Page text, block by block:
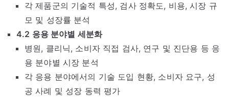
각 제품군의 기술적 특성, 검사 정확도, 비용, 시장 규
모 및 성장률 분석
4.2 응용 분야별 세분화
병원, 클리닉, 소비자 직접 검사, 연구 및 진단용 등 응
용 분야별 시장 분석
각 응용 분야에서의 기술 도입 현황, 소비자 요구, 성
공 사례 및 성장 동력 평가